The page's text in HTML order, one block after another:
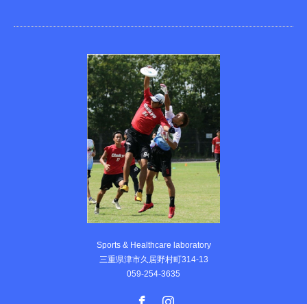
Sports & Healthcare laboratory
三重県津市久居野村町314-13
059-254-3635